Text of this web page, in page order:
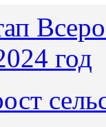
год